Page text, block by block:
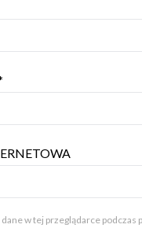
w tej przeglądarce podczas